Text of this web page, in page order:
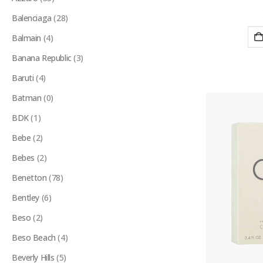
Balenciaga (28)
Balmain (4)
Banana Republic (3)
Baruti (4)
Batman (0)
BDK(1)
Bebe (2)
Bebes (2)
Benetton (78)
Bentley (6)
Beso (2)
Beso Beach (4)
Beverly Hills (5)